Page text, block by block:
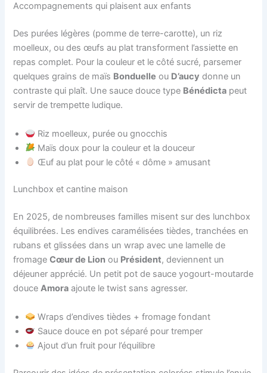
Accompagnements qui plaisent aux enfants
Des purées légères (pomme de terre-carotte), un riz
moelleux, ou des œufs au plat transforment l’assiette en
repas complet. Pour la couleur et le côté sucré, parsemer
quelques grains de maïs Bonduelle ou D’aucy donne un
contraste qui plaît. Une sauce douce type Bénédicta peut
servir de trempette ludique.
Riz moelleux, purée ou gnocchis
Maïs doux pour la couleur et la douceur
Œuf au plat pour le côté « dôme » amusant
Lunchbox et cantine maison
En 2025, de nombreuses familles misent sur des lunchbox
équilibrées. Les endives caramélisées tièdes, tranchées en
rubans et glissées dans un wrap avec une lamelle de
fromageCœur de Lion ou Président, deviennent un
déjeuner apprécié. Un petit pot de sauce yogourt-moutarde
douceAmora ajoute le twist sans agresser.
Wraps d’endives tièdes + fromage fondant
Sauce douce en pot séparé pour tremper
Ajout d’un fruit pour l’équilibre